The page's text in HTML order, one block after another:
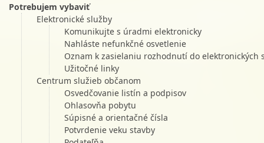
Potrebujem vybaviť
Elektronické služby
Komunikujte s úradmi elektronicky
Nahláste nefunkčné osvetlenie
Oznam k zasielaniu rozhodnutí do elektronických
Užitočné linky
Centrum služieb občanom
Osvedčovanie listín a podpisov
Ohlasovňa pobytu
Súpisné a orientačné čísla
Potvrdenie veku stavby